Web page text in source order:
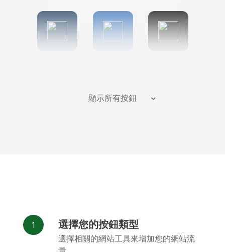
Facebook
Messenger
Odnoklassniki
顯示所有按鈕
選擇您的按鈕類型
選擇相關的網站工具來增加您的網站流